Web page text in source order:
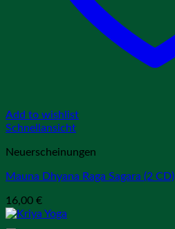
Add to wishlist
Schnellansicht
Neuerscheinungen
Mauna Dhyana Raga Sagara (2 CD)
16,00 €